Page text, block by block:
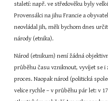
staletí: např. ve středověku byly
Provensálci na jihu Francie a
neovládal jih, měli bychom dnes
národy (etnika).
Národ (etnikum) není žádná
průběhu času vzniknout, vyvíjet se i
proces. Naopak národ (politická
velice rychle – v průběhu pár let: v